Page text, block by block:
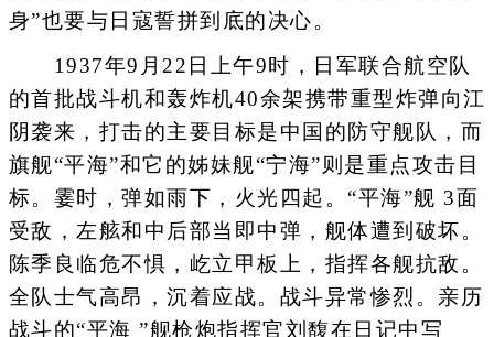
身”也要与日寇誓拼到底的决心。
1937年9月22日上午9时，日军联合航空队
的首批战斗机和轰炸机40余架携带重型炸弹向江
阴袭来，打击的主要目标是中国的防守舰队，而
旗舰“平海”和它的姊妹舰“宁海”则是重点攻击目
标。霎时，弹如雨下，火光四起。“平海”舰 3面
受敌，左舷和中后部当即中弹，舰体遭到破坏。
陈季良临危不惧，屹立甲板上，指挥各舰抗敌。
全队士气高昂，沉着应战。战斗异常惨烈。亲历
战斗的“平海 ”舰枪炮指挥官刘馥在日记中写